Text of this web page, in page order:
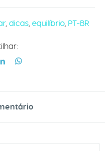
, dicas, equilíbrio, PT-BR